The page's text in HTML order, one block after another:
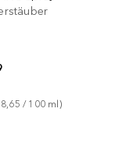
/ 100 ml )